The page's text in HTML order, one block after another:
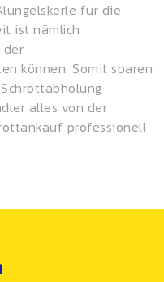
für die
ist nämlich
können. Somit sparen
alles von der
professionell